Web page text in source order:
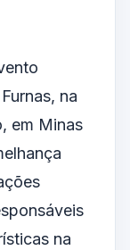
na
em Minas
na